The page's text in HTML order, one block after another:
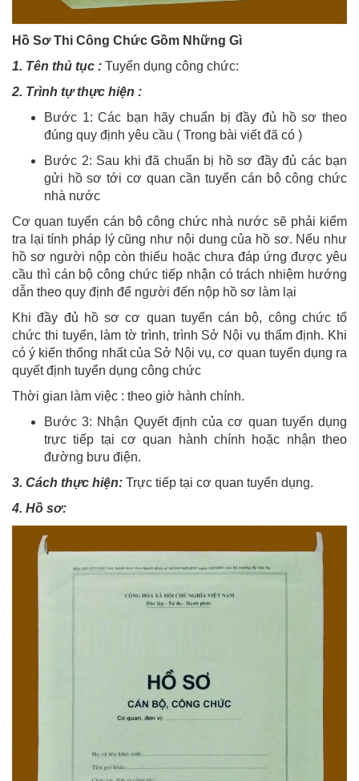
Hồ Sơ Thi Công Chức Gồm Những Gì
1. Tên thủ tục : Tuyển dụng công chức:
2. Trình tự thực hiện :
Bước 1: Các bạn hãy chuẩn bị đầy đủ hồ sơ theo
đúng quy định yêu cầu ( Trong bài viết đã có )
Bước 2: Sau khi đã chuẩn bị hồ sơ đầy đủ các bạn
gửi hồ sơ tới cơ quan cần tuyển cán bộ công chức
nhà nước
Cơ quan tuyển cán bộ công chức nhà nước sẽ phải kiểm
tra lại tính pháp lý cũng như nội dung của hồ sơ. Nếu như
hồ sơ người nộp còn thiếu hoặc chưa đáp ứng được yêu
cầu thì cán bộ công chức tiếp nhận có trách nhiệm hướng
dẫn theo quy định để người đến nộp hồ sơ làm lại
Khi đầy đủ hồ sơ cơ quan tuyển cán bộ, công chức tổ
chức thi tuyển, làm tờ trình, trình Sở Nội vụ thẩm định. Khi
có ý kiến thống nhất của Sở Nội vụ, cơ quan tuyển dụng ra
quyết định tuyển dụng công chức
Thời gian làm việc : theo giờ hành chính.
Bước 3: Nhận Quyết định của cơ quan tuyển dụng
trực tiếp tại cơ quan hành chính hoặc nhận theo
đường bưu điện.
3. Cách thực hiện: Trực tiếp tại cơ quan tuyển dụng.
4. Hồ sơ: